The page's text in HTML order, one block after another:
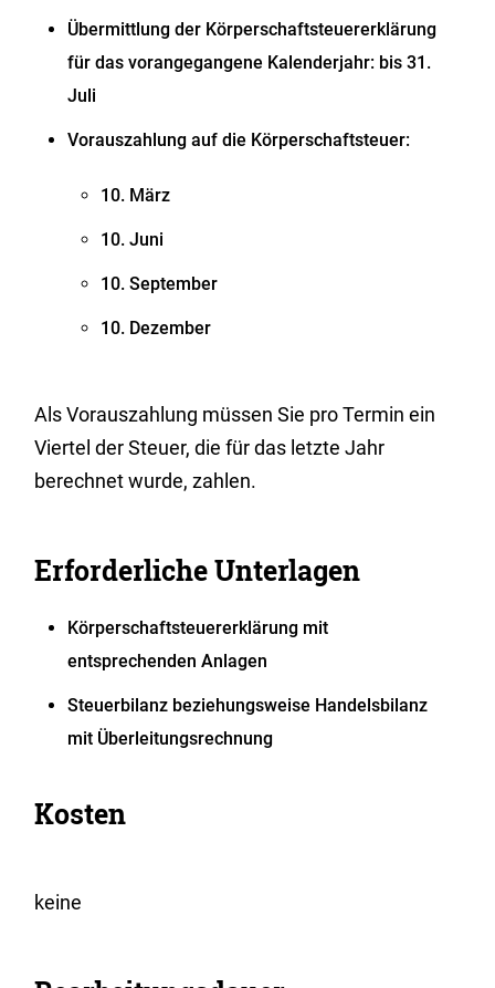
Übermittlung der Körperschaftsteuererklärung
für das vorangegangene Kalenderjahr: bis 31.
Juli
Vorauszahlung auf die Körperschaftsteuer:
10. März
10. Juni
10. September
10. Dezember
Als Vorauszahlung müssen Sie pro Termin ein
Viertel der Steuer, die für das letzte Jahr
berechnet wurde, zahlen.
Erforderliche Unterlagen
Körperschaftsteuererklärung mit
entsprechenden Anlagen
Steuerbilanz beziehungsweise Handelsbilanz
mit Überleitungsrechnung
Kosten
keine